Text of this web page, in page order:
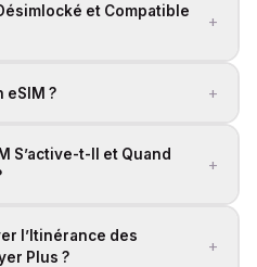
et Compatible
+
eSIM ? +
S’active-t-Il et Quand
+
l’Itinérance des
Plus ?
+